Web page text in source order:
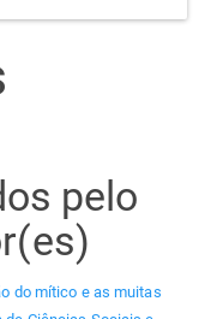
pelo
do mítico e as muitas